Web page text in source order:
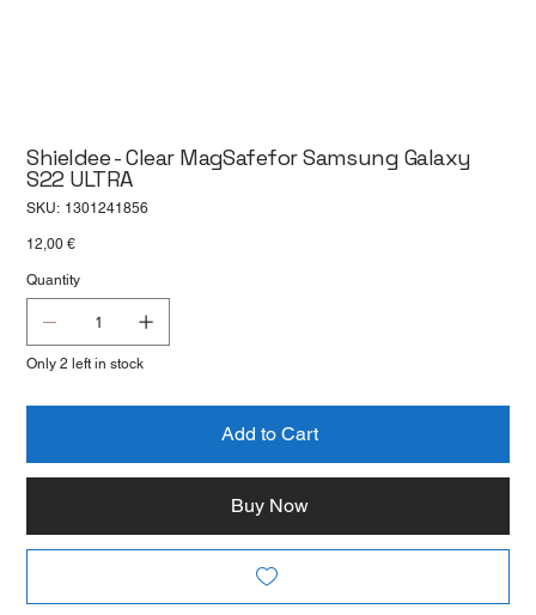
Shieldee - Clear MagSafefor Samsung Galaxy
S22 ULTRA
SKU: SKU
1301241856
Price
12,00 €
Quantity
Only 2 left in stock
Add to Cart
Buy Now